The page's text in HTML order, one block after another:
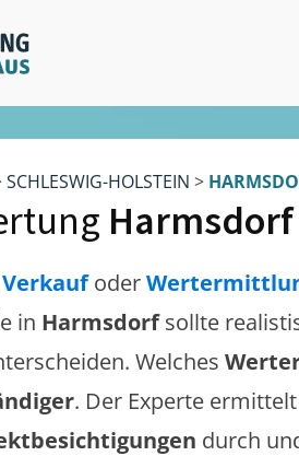
SCHLESWIG-HOLSTEIN >
Harmsdorf
Verkaufoder
in Harmsdorf sollte
Welches
. Der Experte
durch